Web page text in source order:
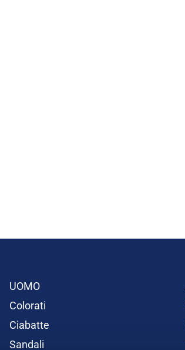
UOMO
Colorati
Ciabatte
Sandali